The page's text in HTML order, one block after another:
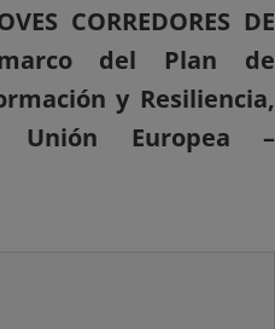
CORREDORES DE
del Plan de
y Resiliencia,
Unión Europea –